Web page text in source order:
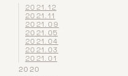
2021.12
2021.11
2021.09
2021.05
2021.04
2021.03
2021.01
2020